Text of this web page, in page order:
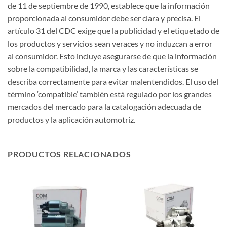
de 11 de septiembre de 1990, establece que la información
proporcionada al consumidor debe ser clara y precisa. El
artículo 31 del CDC exige que la publicidad y el etiquetado de
los productos y servicios sean veraces y no induzcan a error
al consumidor. Esto incluye asegurarse de que la información
sobre la compatibilidad, la marca y las características se
describa correctamente para evitar malentendidos. El uso del
término ‘compatible’ también está regulado por los grandes
mercados del mercado para la catalogación adecuada de
productos y la aplicación automotriz.
PRODUCTOS RELACIONADOS